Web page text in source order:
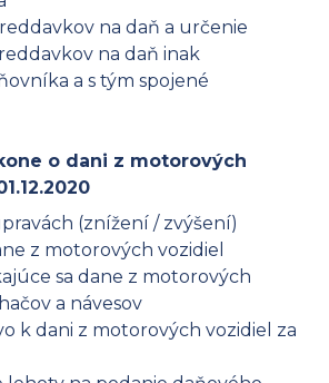
na daň a určenie
na daň inak
a s tým spojené
o dani z motorových
(znížení / zvýšení)
z motorových vozidiel
sa dane z motorových
a návesov
k dani z motorových vozidiel za